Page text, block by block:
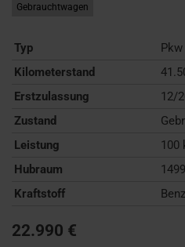
Gebrauchtwagen
Typ
Pkw
Kilometerstand
Erstzulassung
12/
Zustand
Leistung
100
Hubraum
Kraftstoff
22.990 €